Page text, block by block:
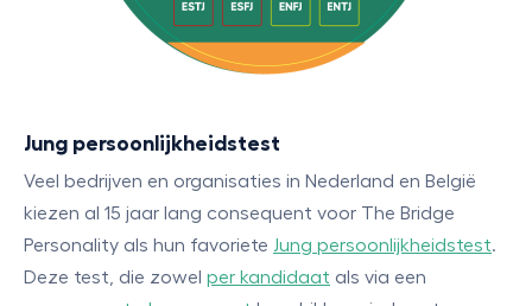
Jung persoonlijkheidstest
Veel bedrijven en organisaties in Nederland en België
kiezen al 15 jaar lang consequent voor The Bridge
Personality als hun favoriete Jung persoonlijkheidstest.
Deze test, die zowel per kandidaat als via een